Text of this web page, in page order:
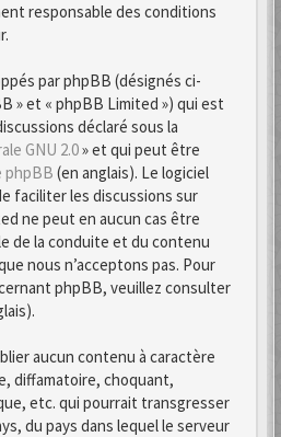
responsable des conditions
par phpBB (désignés ci-
» et « phpBB Limited ») qui est
déclaré sous la
GNU 2.0» et qui peut être
phpBB (en anglais). Le logiciel
faciliter les discussions sur
ne peut en aucun cas être
de la conduite et du contenu
nous n’acceptons pas. Pour
phpBB, veuillez consulter
aucun contenu à caractère
diffamatoire, choquant,
etc. qui pourrait transgresser
du pays dans lequel le serveur